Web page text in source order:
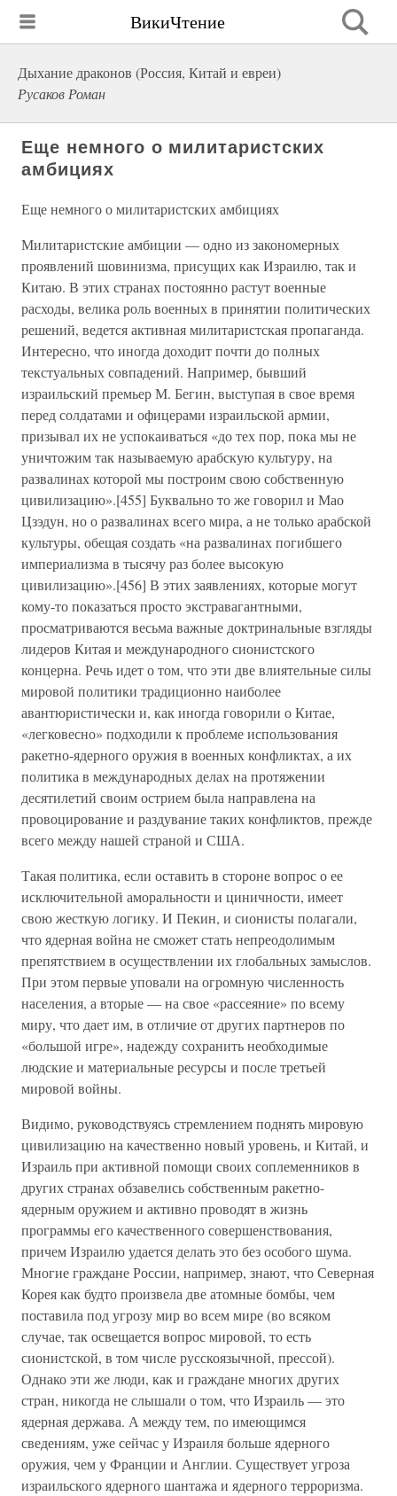
ВикиЧтение
Дыхание драконов (Россия, Китай и евреи)
Русаков Роман
Еще немного о милитаристских
амбициях
Еще немного о милитаристских амбициях
Милитаристские амбиции — одно из закономерных
проявлений шовинизма, присущих как Израилю, так и
Китаю. В этих странах постоянно растут военные
расходы, велика роль военных в принятии политических
решений, ведется активная милитаристская пропаганда.
Интересно, что иногда доходит почти до полных
текстуальных совпадений. Например, бывший
израильский премьер М. Бегин, выступая в свое время
перед солдатами и офицерами израильской армии,
призывал их не успокаиваться «до тех пор, пока мы не
уничтожим так называемую арабскую культуру, на
развалинах которой мы построим свою собственную
цивилизацию».[455] Буквально то же говорил и Мао
Цзэдун, но о развалинах всего мира, а не только арабской
культуры, обещая создать «на развалинах погибшего
империализма в тысячу раз более высокую
цивилизацию».[456] В этих заявлениях, которые могут
кому-то показаться просто экстравагантными,
просматриваются весьма важные доктринальные взгляды
лидеров Китая и международного сионистского
концерна. Речь идет о том, что эти две влиятельные силы
мировой политики традиционно наиболее
авантюристически и, как иногда говорили о Китае,
«легковесно» подходили к проблеме использования
ракетно-ядерного оружия в военных конфликтах, а их
политика в международных делах на протяжении
десятилетий своим острием была направлена на
провоцирование и раздувание таких конфликтов, прежде
всего между нашей страной и США.
Такая политика, если оставить в стороне вопрос о ее
исключительной аморальности и циничности, имеет
свою жесткую логику. И Пекин, и сионисты полагали,
что ядерная война не сможет стать непреодолимым
препятствием в осуществлении их глобальных замыслов.
При этом первые уповали на огромную численность
населения, а вторые — на свое «рассеяние» по всему
миру, что дает им, в отличие от других партнеров по
«большой игре», надежду сохранить необходимые
людские и материальные ресурсы и после третьей
мировой войны.
Видимо, руководствуясь стремлением поднять мировую
цивилизацию на качественно новый уровень, и Китай, и
Израиль при активной помощи своих соплеменников в
других странах обзавелись собственным ракетно-
ядерным оружием и активно проводят в жизнь
программы его качественного совершенствования,
причем Израилю удается делать это без особого шума.
Многие граждане России, например, знают, что Северная
Корея как будто произвела две атомные бомбы, чем
поставила под угрозу мир во всем мире (во всяком
случае, так освещается вопрос мировой, то есть
сионистской, в том числе русскоязычной, прессой).
Однако эти же люди, как и граждане многих других
стран, никогда не слышали о том, что Израиль — это
ядерная держава. А между тем, по имеющимся
сведениям, уже сейчас у Израиля больше ядерного
оружия, чем у Франции и Англии. Существует угроза
израильского ядерного шантажа и ядерного терроризма.